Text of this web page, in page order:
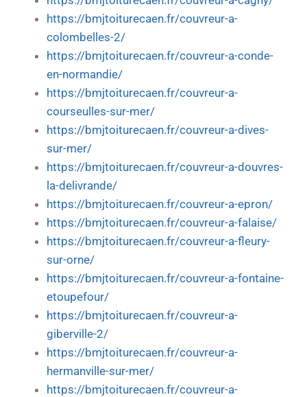
https://bmjtoiturecaen.fr/couvreur-a-
colombelles-2/
https://bmjtoiturecaen.fr/couvreur-a-conde-
en-normandie/
https://bmjtoiturecaen.fr/couvreur-a-
courseulles-sur-mer/
https://bmjtoiturecaen.fr/couvreur-a-dives-
sur-mer/
https://bmjtoiturecaen.fr/couvreur-a-douvres-
la-delivrande/
https://bmjtoiturecaen.fr/couvreur-a-epron/
https://bmjtoiturecaen.fr/couvreur-a-falaise/
https://bmjtoiturecaen.fr/couvreur-a-fleury-
sur-orne/
https://bmjtoiturecaen.fr/couvreur-a-fontaine-
etoupefour/
https://bmjtoiturecaen.fr/couvreur-a-
giberville-2/
https://bmjtoiturecaen.fr/couvreur-a-
hermanville-sur-mer/
https://bmjtoiturecaen.fr/couvreur-a-